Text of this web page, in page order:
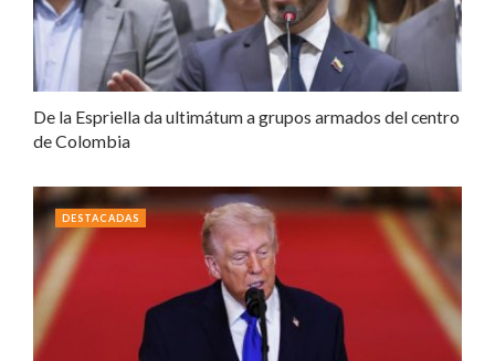
De la Espriella da ultimátum a grupos armados del centro
de Colombia
DESTACADAS